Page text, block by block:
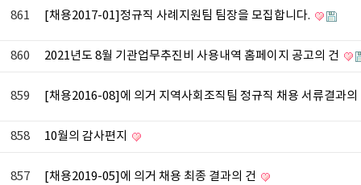
861 [채용2017-01]정규직 사례지원팀 팀장을 모집합니다.
860 2021년도 8월 기관업무추진비 사용내역 홈페이지 공고의 건
859 [채용2016-08]에 의거 지역사회조직팀 정규직 채용 서류결과
858 10월의 감사편지
857 [채용2019-05]에 의거 채용 최종 결과의 건